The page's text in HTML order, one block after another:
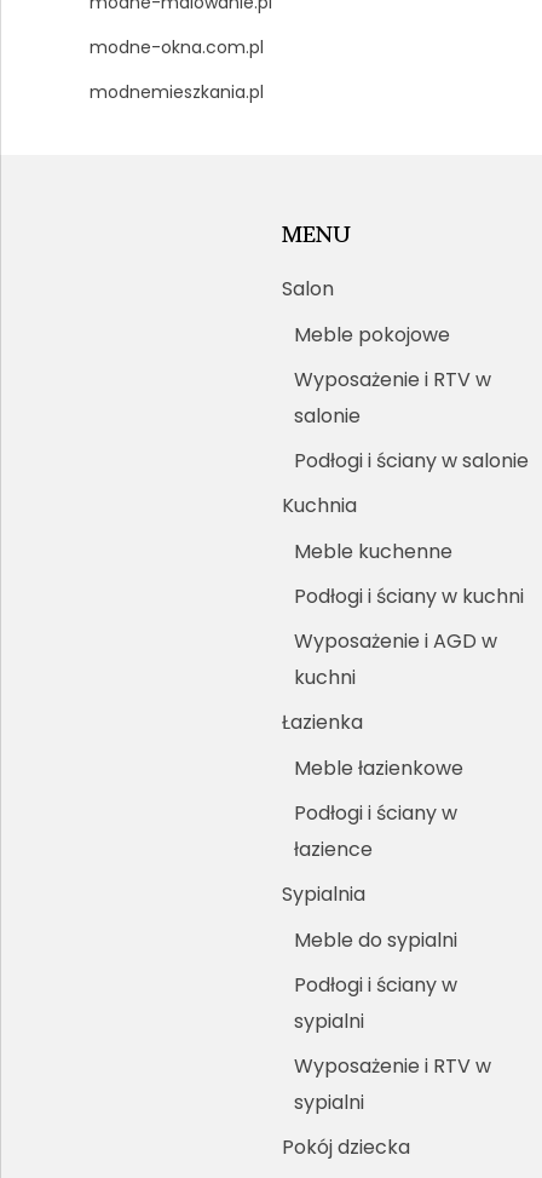
modne-okna.com.pl
modnemieszkania.pl
MENU
Salon
Meble pokojowe
Wyposażenie i RTV w
salonie
Podłogi i ściany w salonie
Kuchnia
Meble kuchenne
Podłogi i ściany w kuchni
Wyposażenie i AGD w
kuchni
Łazienka
Meble łazienkowe
Podłogi i ściany w
łazience
Sypialnia
Meble do sypialni
Podłogi i ściany w
sypialni
Wyposażenie i RTV w
sypialni
Pokój dziecka